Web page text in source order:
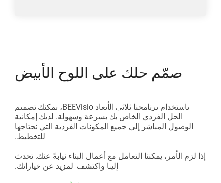
صمّم حلك على اللوح الأبيض
باستخدام برنامجنا ثلاثي الأبعاد BEEVisio، يمكنك تصميم
الحل الفردي الخاص بك بسرعة وسهولة. لديك إمكانية
الوصول المباشر إلى جميع المكونات الفردية التي تحتاجها
للتخطيط.
إذا لزم الأمر، يمكننا التعامل مع أعمال البناء نيابةً عنك. تحدث
إلينا واكتشف المزيد عن خياراتك.